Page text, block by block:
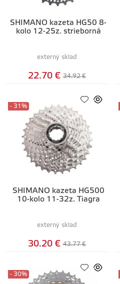
SHIMANO kazeta HG50 8-
kolo 12-25z. strieborná
externý sklad
22.70 € 34.92 €
SHIMANO kazeta HG500
10-kolo 11-32z. Tiagra
- 31%
externý sklad
30.20 € 43.77 €
- 30%